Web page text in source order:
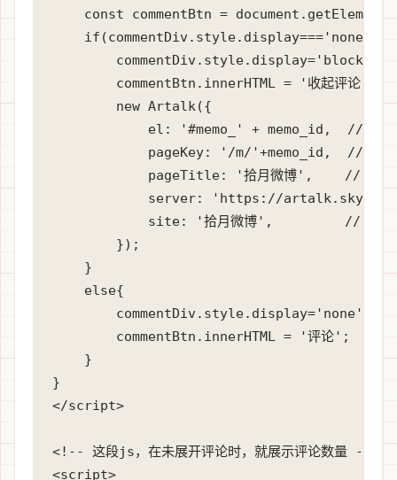
const commentBtn =
    if(commentDiv.style.display==='none'){
        commentDiv.style.display='block';
        commentBtn.innerHTML = '收起评论';
        new Artalk({
el: '#memo_' + memo_id,  // 绑
pageKey: '/m/'+memo_id,  // 固定
pageTitle: '拾月微博',    // 页面
server: 'https://
site: '拾月微博',         // 在后
        });
    }
    else{
        commentDiv.style.display='none';
        commentBtn.innerHTML = '评论';
    }
}
</script>
<!-- 这段js，在未展开评论时，就展示评论数量 -->
<script>